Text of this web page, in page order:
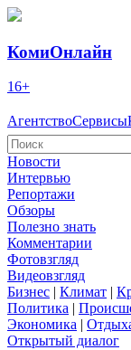
КомиОнлайн
16+
АгентствоСервисы
Новости
Интервью
Репортажи
Обзоры
Полезно знать
Комментарии
Фотовзгляд
Видеовзгляд
Бизнес | Климат |
Политика |
Экономика |
Открытый диалог